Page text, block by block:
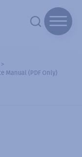
Manual (PDF Only)